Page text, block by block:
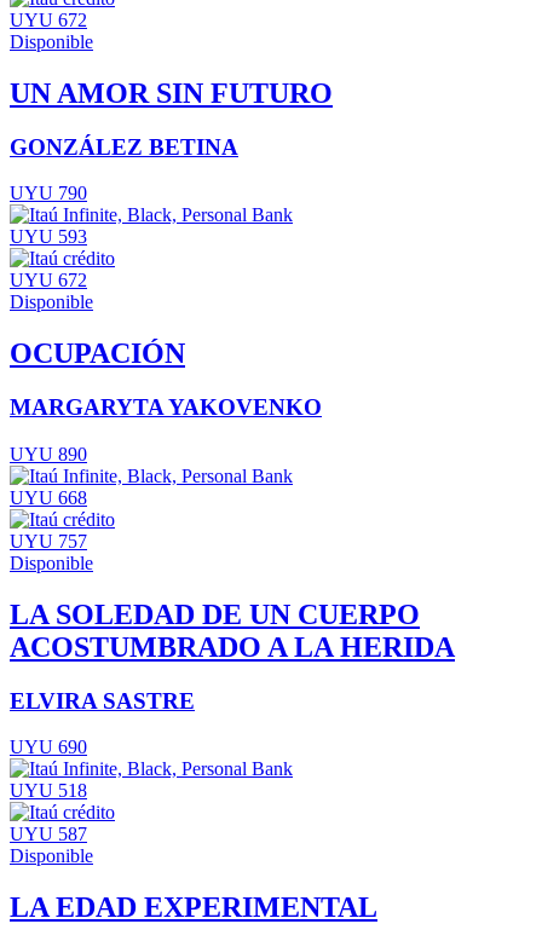
UYU 672
Disponible
UN AMOR SIN FUTURO
GONZÁLEZ BETINA
UYU 790
UYU 593
UYU 672
Disponible
OCUPACIÓN
MARGARYTA YAKOVENKO
UYU 890
UYU 668
UYU 757
Disponible
LA SOLEDAD DE UN CUERPO
ACOSTUMBRADO A LA HERIDA
ELVIRA SASTRE
UYU 690
UYU 518
UYU 587
Disponible
LA EDAD EXPERIMENTAL